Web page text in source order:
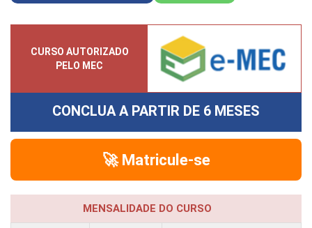
CURSO AUTORIZADO
PELO MEC
CONCLUA A PARTIR DE 6 MESES
🚀 Matricule-se
MENSALIDADE DO CURSO